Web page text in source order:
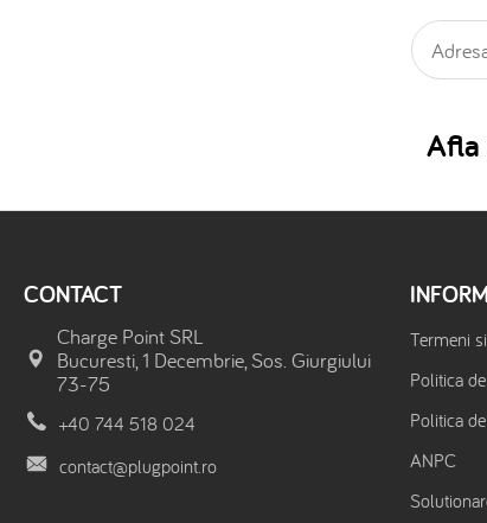
Afla
CONTACT
Charge Point SRL
Bucuresti, 1 Decembrie, Sos. Giurgiului
73-75
+40 744 518 024
contact@plugpoint.ro
Termeni
Politica
Politica
ANPC